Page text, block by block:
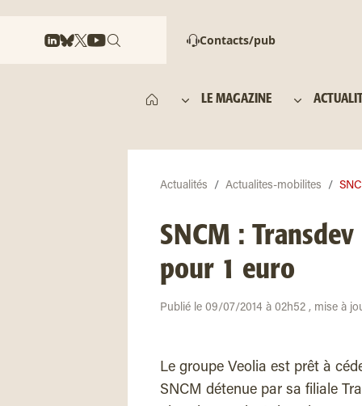
Contacts/pub
LE MAGAZINE
Actualités Actualites-mobilites
SNCM :
pour 1 euro
Publié le 09/07/2014 à 02h52 , mise à
Le groupe Veolia est prêt à
SNCM détenue par sa filiale